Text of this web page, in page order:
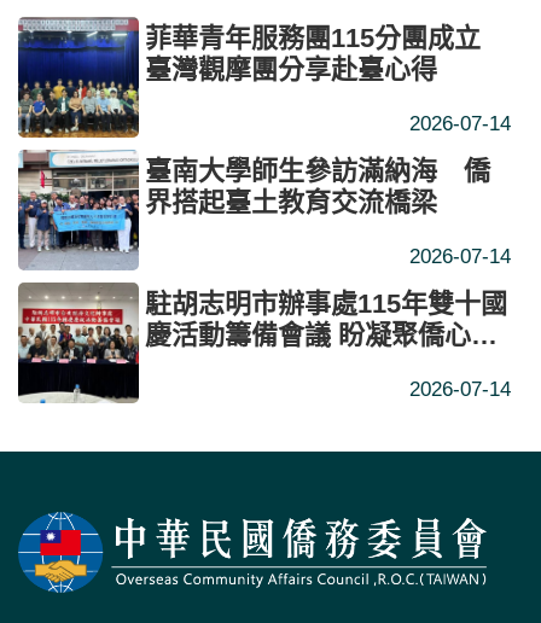
菲華青年服務團115分團成立
臺灣觀摩團分享赴臺心得
2026-07-14
臺南大學師生參訪滿納海 僑
界搭起臺土教育交流橋梁
2026-07-14
駐胡志明市辦事處115年雙十國
慶活動籌備會議 盼凝聚僑心深
2026-07-14